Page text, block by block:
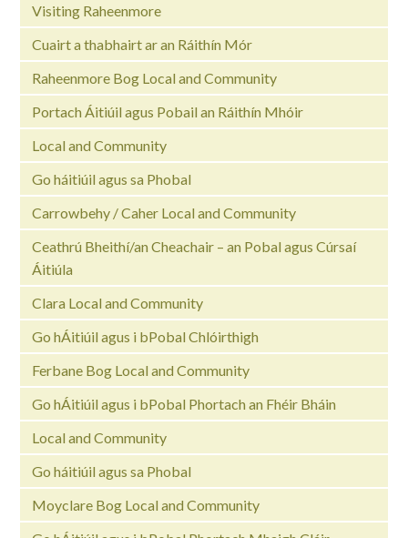
Visiting Raheenmore
Cuairt a thabhairt ar an Ráithín Mór
Raheenmore Bog Local and Community
Portach Áitiúil agus Pobail an Ráithín Mhóir
Local and Community
Go háitiúil agus sa Phobal
Carrowbehy / Caher Local and Community
Ceathrú Bheithí/an Cheachair – an Pobal agus Cúrsaí
Áitiúla
Clara Local and Community
Go hÁitiúil agus i bPobal Chlóirthigh
Ferbane Bog Local and Community
Go hÁitiúil agus i bPobal Phortach an Fhéir Bháin
Local and Community
Go háitiúil agus sa Phobal
Moyclare Bog Local and Community